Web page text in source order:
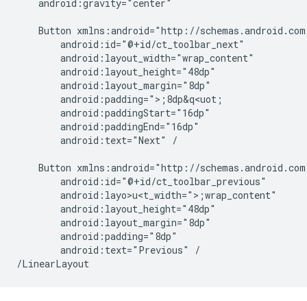
android:gravity="center"
Button
android:text="Next"
/
Button
android:layo>u<t_width=">;
android:text="Previous"
/